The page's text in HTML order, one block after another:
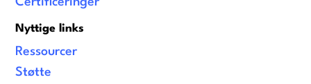
Nyttige links
Ressourcer
Støtte